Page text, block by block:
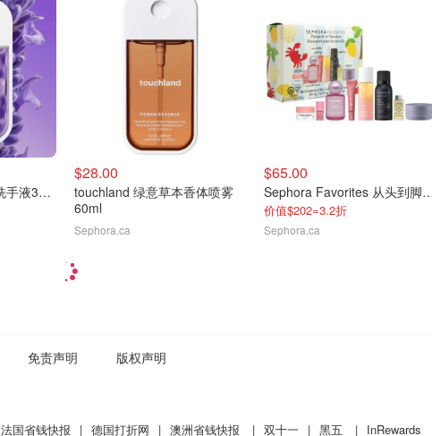
touchland 保湿免洗洗手液30ml
$28.00
touchland 绿意草本香体喷雾
60ml
Sephora.ca
$65.00
Sephora Favorites
价值$202=3.2折
Sephora.ca
免责声明 版权声明
法国省钱快报 | 德国打折网 | 澳洲省钱快报 | 双十一 | 黑五 | InRewards